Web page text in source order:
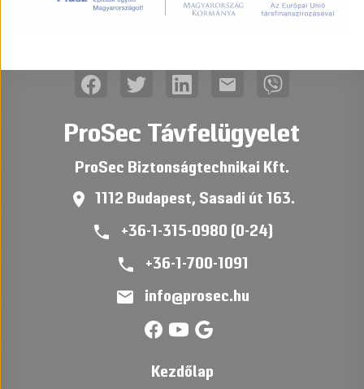
mail
ProSec Távfelügyelet
ProSec Biztonságtechnikai Kft.
place 1112 Budapest, Sasadi út 163.
phone +36-1-315-0980 (0-24)
phone +36-1-700-1091
mail info@prosec.hu
Kezdőlap